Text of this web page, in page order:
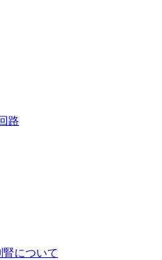
路
について